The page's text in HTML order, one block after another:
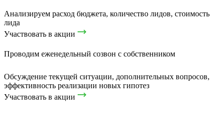
Анализируем расход бюджета, количество лидов, стоимость
лида
Участвовать в акции
Проводим еженедельный созвон с собственником
Обсуждение текущей ситуации, дополнительных вопросов,
эффективность реализации новых гипотез
Участвовать в акции